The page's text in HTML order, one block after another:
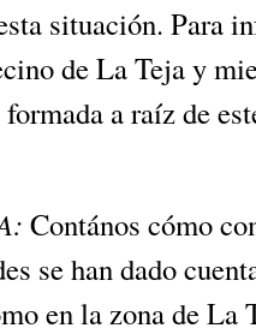
situación. Para
de La Teja y
a raíz de
Contános cómo
se han dado
en la zona de La